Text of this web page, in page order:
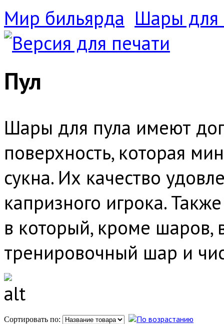
Мир бильярда Шары для
Пул
Шары для пула имеют
поверхность, которая
сукна. Их качество
капризного игрока.
в который, кроме шаров,
тренировочный шар и
Сортировать по: